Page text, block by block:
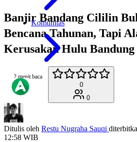
Komunitas
Banjir Bandang Cililin
Bencana Tahunan, Tapi
Kerusakan Hulu
2 menit baca
0
0
Ditulis oleh Restu Nugraha Sauqi
12:58 WIB